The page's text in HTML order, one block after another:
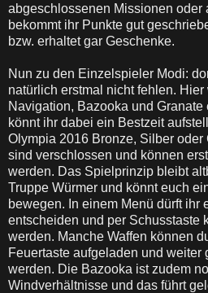
abgeschlossenen Missionen oder
bekommt ihr Punkte gut
bzw. erhaltet gar Geschenke.
Nun zu den Einzelspieler Modi:
natürlich erstmal nicht fehlen.
Navigation, Bazooka und
könnt ihr dabei ein Bestzeit
Olympia 2016 Bronze, Silber
sind verschlossen und können
werden. Das Spielprinzip bleibt
Truppe Würmer und könnt euch
bewegen. In einem Menü dürft ihr
entscheiden und per Schusstaste
werden. Manche Waffen können
Feuertaste aufgeladen und weiter
werden. Die Bazooka ist zudem
Windverhältnisse und das führt